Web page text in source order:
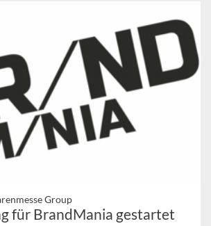
Group
für BrandMania gestartet